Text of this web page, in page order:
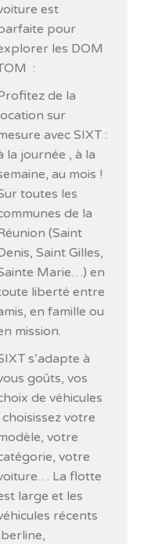
est
pour
les DOM
:
de la
sur
avec SIXT :
la journée , à la
au mois !
toutes les
de la
(Saint
Saint Gilles,
Marie…) en
liberté entre
en famille ou
mission.
s’adapte à
goûts, vos
de véhicules
choisissez votre
votre
votre
La flotte
large et les
récents